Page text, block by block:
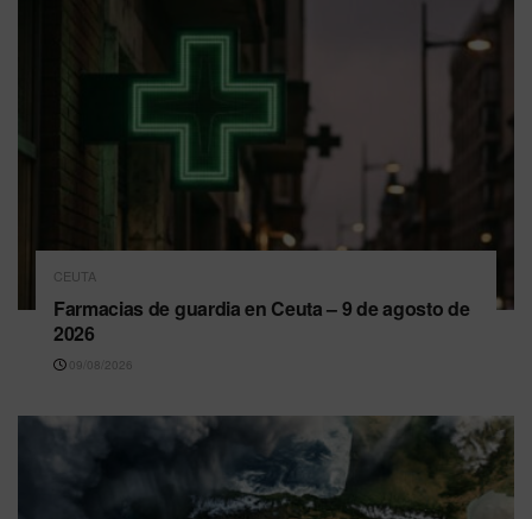
CEUTA
Farmacias de guardia en Ceuta – 9 de agosto de
2026
09/08/2026